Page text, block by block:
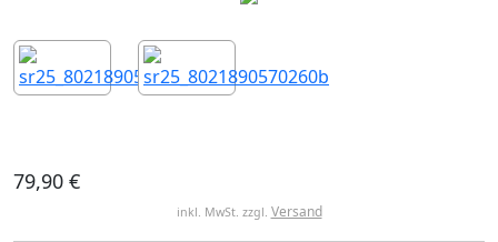
79,90 €
inkl. MwSt. zzgl. Versand